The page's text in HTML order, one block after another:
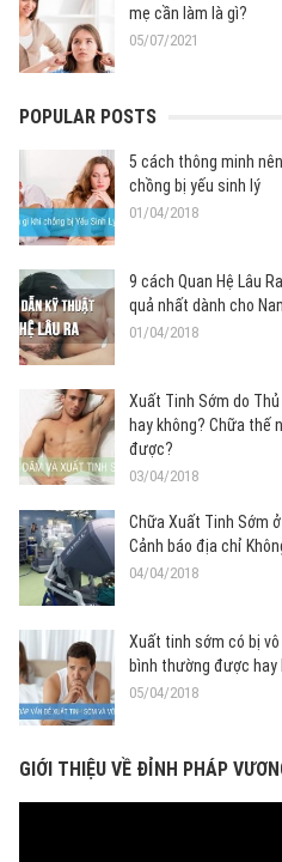
mẹ cần làm là gì?
05/07/2021
POPULAR POSTS
5 cách thông minh
chồng bị yếu sinh lý
01/04/2018
9 cách Quan Hệ Lâu
quả nhất dành cho
01/04/2018
Xuất Tinh Sớm do
hay không? Chữa thế
được?
03/04/2018
Chữa Xuất Tinh Sớm
Cảnh báo địa chỉ
04/04/2018
Xuất tinh sớm có bị
bình thường được hay
05/04/2018
GIỚI THIỆU VỀ ĐỈNH PHÁP